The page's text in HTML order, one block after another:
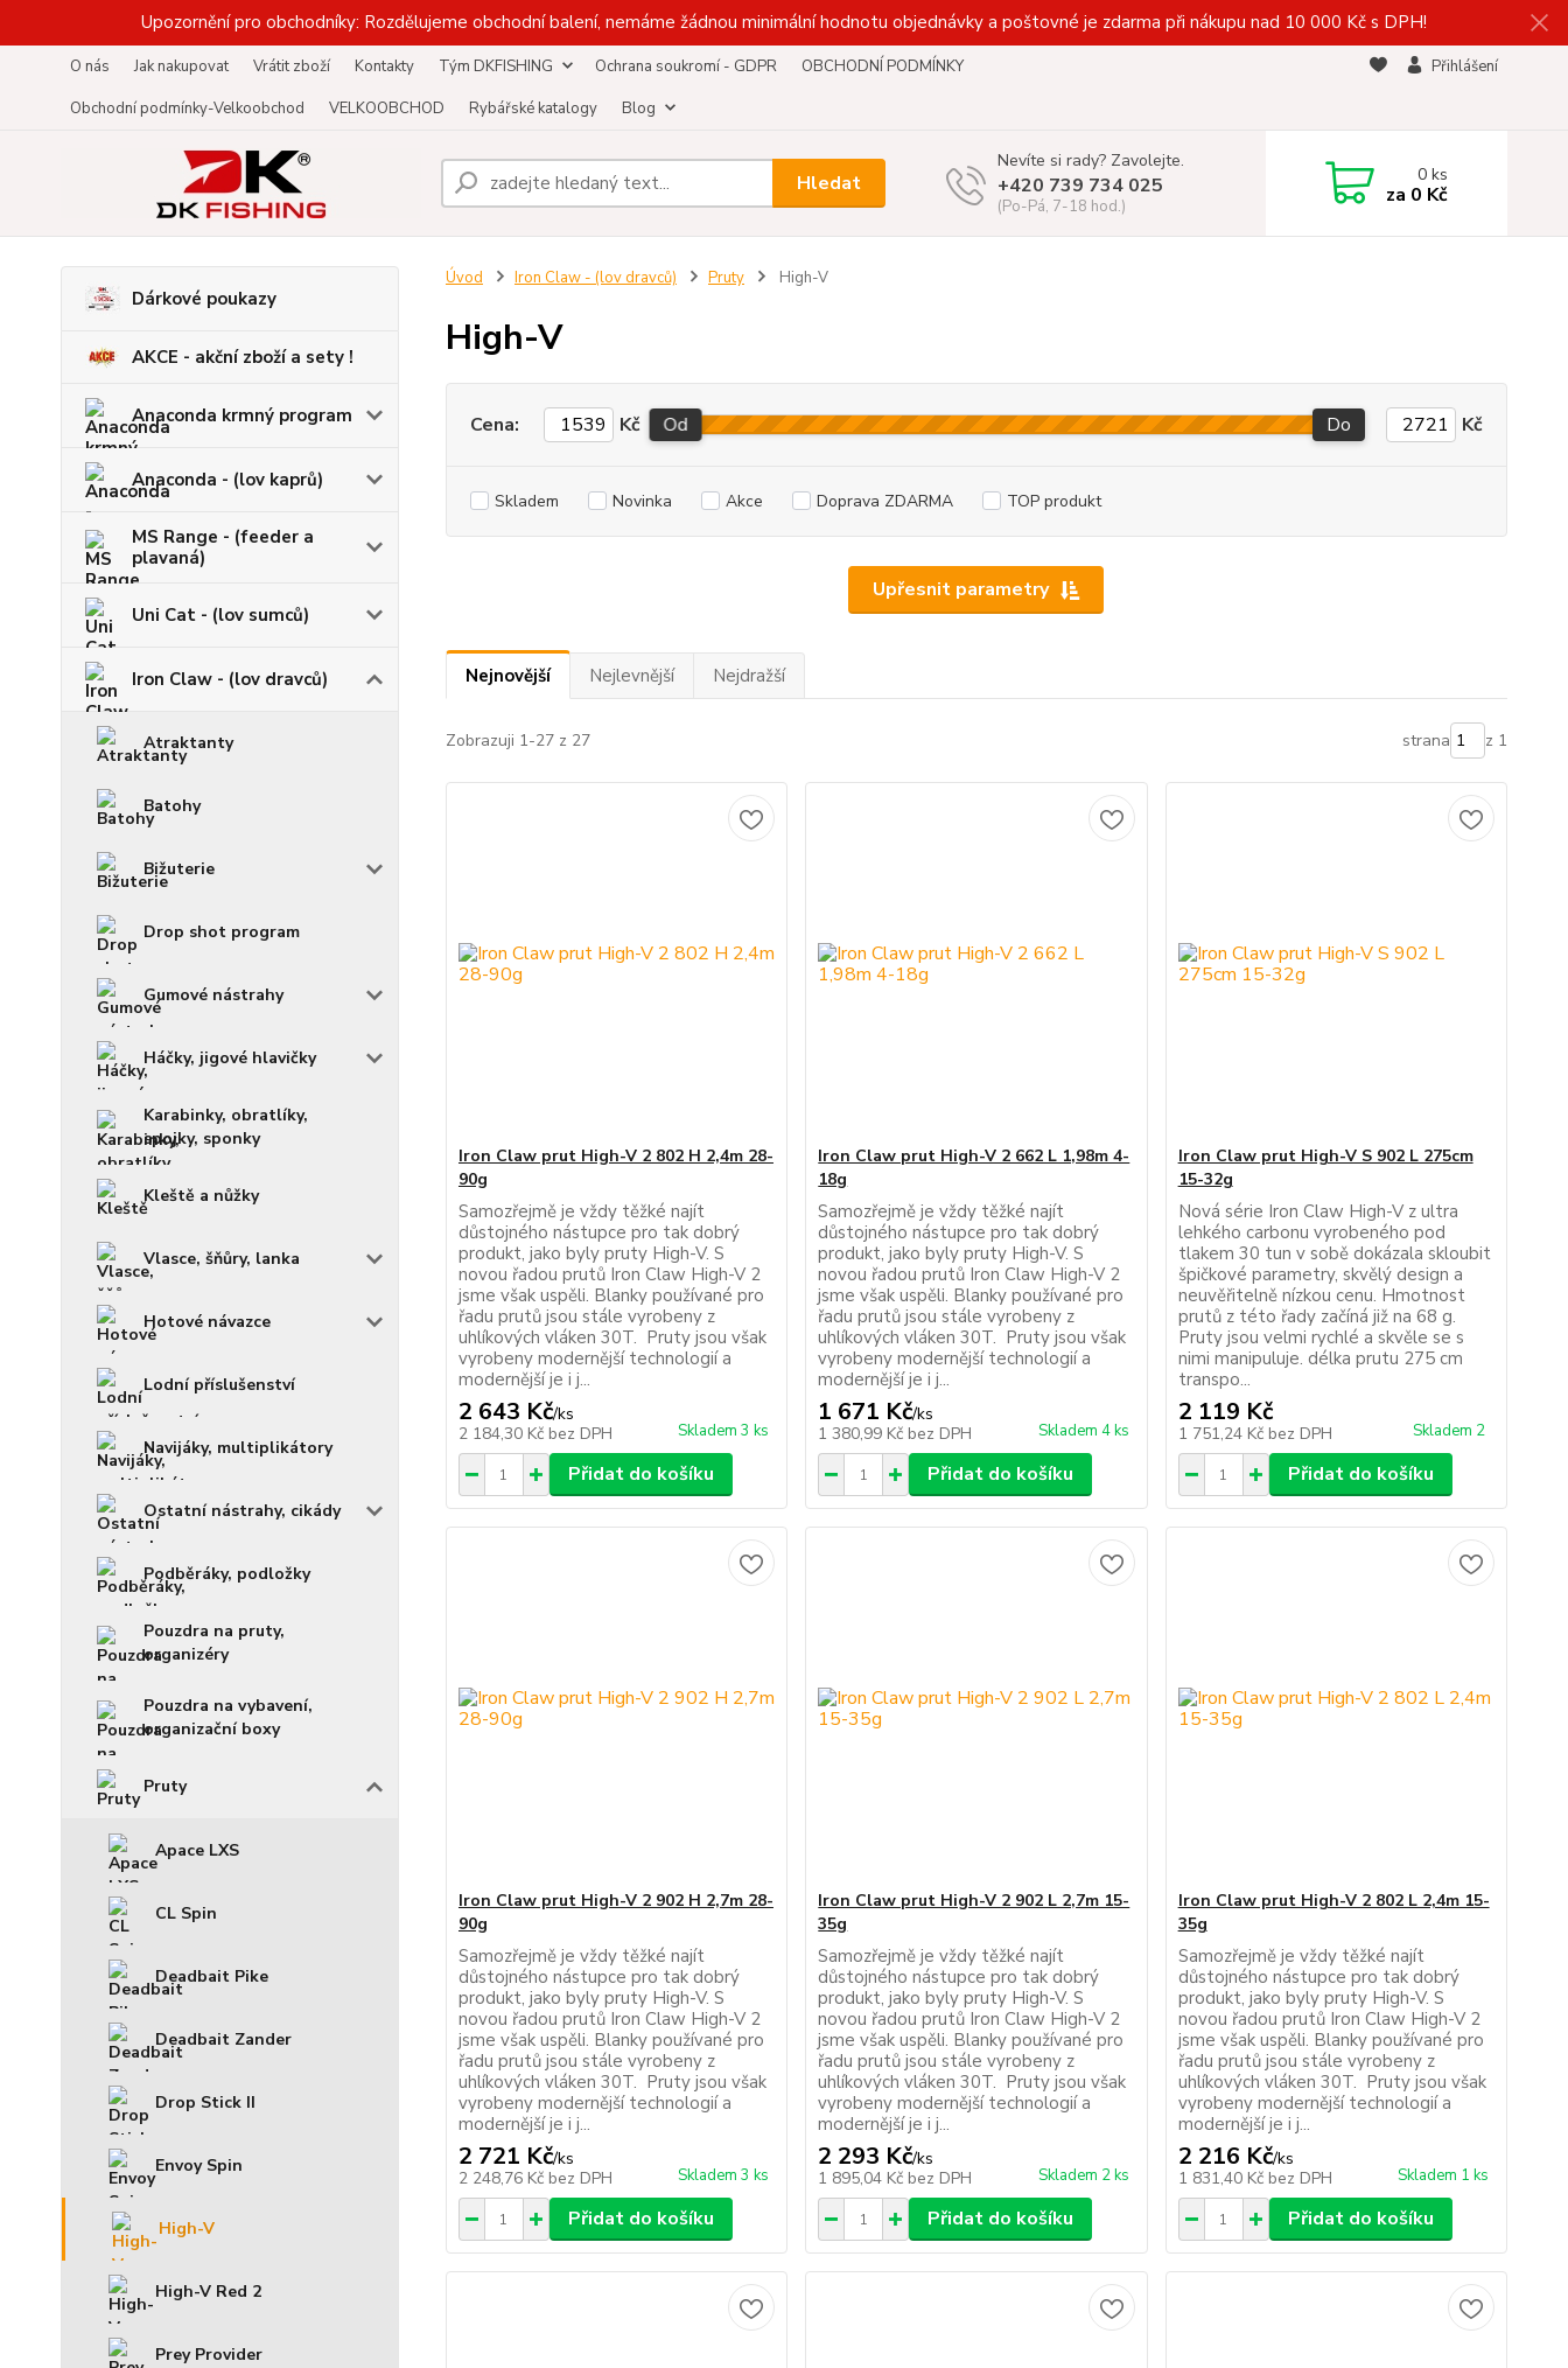
Upozornění pro obchodníky: Rozdělujeme obchodní balení, nemáme žádnou minimální hodnotu objednávky a poštovné je zdarma při nákupu nad 10 000 Kč s DPH!
O nás Jak nakupovat Vrátit zboží Kontakty Tým DKFISHING Ochrana soukromí - GDPR
OBCHODNÍ PODMÍNKY
Obchodní podmínky-Velkoobchod
VELKOOBCHOD Rybářské katalogy Blog
Přihlášení
Hledat
Nevíte si rady? Zavolejte.
+420 739 734 025
(Po-Pá, 7-18 hod.)
0ks
za 0 Kč
Dárkové poukazy
AKCE - akční zboží a sety !
Anaconda krmný program
Anaconda - (lov kaprů)
MS Range - (feeder a
plavaná)
Uni Cat - (lov sumců)
Iron Claw - (lov dravců)
Atraktanty
Batohy
Bižuterie
Drop shot program
Gumové nástrahy
Háčky, jigové hlavičky
Karabinky, obratlíky,
spojky, sponky
Kleště a nůžky
Vlasce, šňůry, lanka
Hotové návazce
Lodní příslušenství
Navijáky, multiplikátory
Ostatní nástrahy, cikády
Podběráky, podložky
Pouzdra na pruty,
organizéry
Pouzdra na vybavení,
organizační boxy
Pruty
Apace LXS
CL Spin
Deadbait Pike
Deadbait Zander
Drop Stick II
Envoy Spin
High-V
High-V Red 2
Prey Provider
Úvod Iron Claw - (lov dravců) Pruty High-V
High-V
Upřesnit parametry
Cena: Kč Od Do Kč
Skladem Novinka Akce Doprava ZDARMA TOP produkt
Nejnovější Nejlevnější Nejdražší
Zobrazuji 1-27 z 27 strana z 1
Iron Claw prut High-V 2 802 H 2,4m 28-
90g
Samozřejmě je vždy těžké najít
důstojného nástupce pro tak dobrý
produkt, jako byly pruty High-V. S
novou řadou prutů Iron Claw High-V 2
jsme však uspěli. Blanky používané pro
řadu prutů jsou stále vyrobeny z
uhlíkových vláken 30T. Pruty jsou však
vyrobeny modernější technologií a
modernější je i j...
2 643 Kč/ks
2 184,30 Kč bez DPH Skladem 3 ks
Přidat do košíku
Iron Claw prut High-V 2 662 L 1,98m 4-
18g
Samozřejmě je vždy těžké najít
důstojného nástupce pro tak dobrý
produkt, jako byly pruty High-V. S
novou řadou prutů Iron Claw High-V 2
jsme však uspěli. Blanky používané pro
řadu prutů jsou stále vyrobeny z
uhlíkových vláken 30T. Pruty jsou však
vyrobeny modernější technologií a
modernější je i j...
1 671 Kč/ks
1 380,99 Kč bez DPH Skladem 4 ks
Přidat do košíku
Iron Claw prut High-V S 902 L 275cm
15-32g
Nová série Iron Claw High-V z ultra
lehkého carbonu vyrobeného pod
tlakem 30 tun v sobě dokázala skloubit
špičkové parametry, skvělý design a
neuvěřitelně nízkou cenu. Hmotnost
prutů z této řady začíná již na 68 g.
Pruty jsou velmi rychlé a skvěle se s
nimi manipuluje. délka prutu 275 cm
transpo...
2 119 Kč
1 751,24 Kč bez DPH Skladem 2
Přidat do košíku
Iron Claw prut High-V 2 902 H 2,7m 28-
90g
Samozřejmě je vždy těžké najít
důstojného nástupce pro tak dobrý
produkt, jako byly pruty High-V. S
novou řadou prutů Iron Claw High-V 2
jsme však uspěli. Blanky používané pro
řadu prutů jsou stále vyrobeny z
uhlíkových vláken 30T. Pruty jsou však
vyrobeny modernější technologií a
modernější je i j...
2 721 Kč/ks
2 248,76 Kč bez DPH Skladem 3 ks
Přidat do košíku
Iron Claw prut High-V 2 902 L 2,7m 15-
35g
Samozřejmě je vždy těžké najít
důstojného nástupce pro tak dobrý
produkt, jako byly pruty High-V. S
novou řadou prutů Iron Claw High-V 2
jsme však uspěli. Blanky používané pro
řadu prutů jsou stále vyrobeny z
uhlíkových vláken 30T. Pruty jsou však
vyrobeny modernější technologií a
modernější je i j...
2 293 Kč/ks
1 895,04 Kč bez DPH Skladem 2 ks
Přidat do košíku
Iron Claw prut High-V 2 802 L 2,4m 15-
35g
Samozřejmě je vždy těžké najít
důstojného nástupce pro tak dobrý
produkt, jako byly pruty High-V. S
novou řadou prutů Iron Claw High-V 2
jsme však uspěli. Blanky používané pro
řadu prutů jsou stále vyrobeny z
uhlíkových vláken 30T. Pruty jsou však
vyrobeny modernější technologií a
modernější je i j...
2 216 Kč/ks
1 831,40 Kč bez DPH Skladem 1 ks
Přidat do košíku